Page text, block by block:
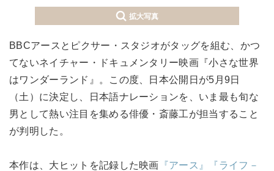
拡大写真
BBCアースとピクサー・スタジオがタッグを組む、かつ
てないネイチャー・ドキュメンタリー映画『小さな世界
はワンダーランド』。この度、日本公開日が5月9日
（土）に決定し、日本語ナレーションを、いま最も旬な
男として熱い注目を集める俳優・斎藤工が担当すること
が判明した。
本作は、大ヒットを記録した映画 『アース』
『ライフ－